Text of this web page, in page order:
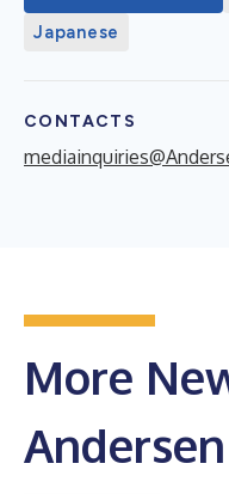
Japanese
CONTACTS
More